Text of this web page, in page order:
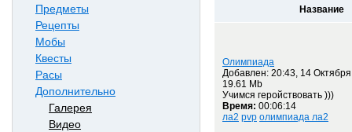
Предметы
Рецепты
Мобы
Квесты
Расы
Дополнительно
Галерея
Видео
Название
Олимпиада
Добавлен: 20:43, 14
19.61 Mb
Учимся геройствовать )))
Время: 00:06:14
ла2 pvp олимпиада ла2